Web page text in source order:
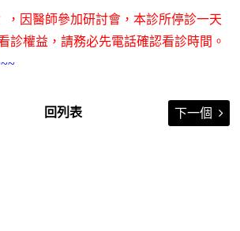
，因醫師參加研討會，本診所停診一天
診權益，請務必先電話確認看診時間。
回列表 下一個